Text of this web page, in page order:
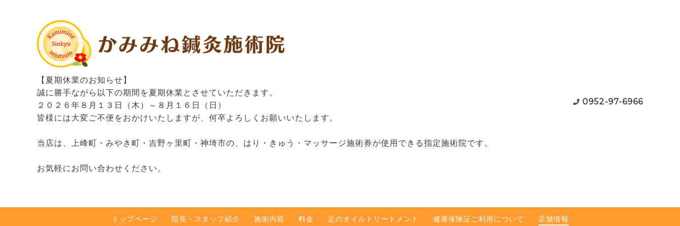
【夏期休業のお知らせ】
誠に勝手ながら以下の期間を夏期休業とさせていただきます。
２０２６年８月１３日（木）～８月１６日（日）
皆様には大変ご不便をおかけいたしますが、何卒よろしくお願いいたします。
当店は、上峰町・みやき町・吉野ヶ里町・神埼市の、はり・きゅう・マッサージ施術券が使用できる指定施術院です。
お気軽にお問い合わせください。
0952-97-6966
トップページ 院長・スタッフ紹介 施術内容 料金 足のオイルトリートメント 健康保険証ご利用について 店舗情報